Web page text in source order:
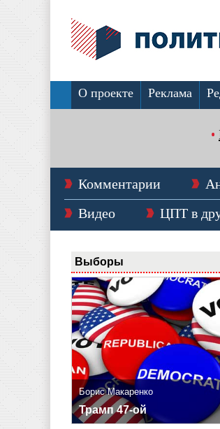
О проекте Реклама
Комментарии
Видео
ЦПТ в
Выборы
Борис Макаренко
Трамп 47-ой